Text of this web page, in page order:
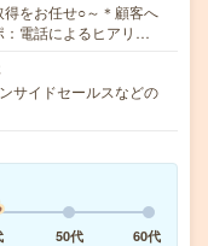
をお任せ○～＊顧客へ
電話によるヒアリ…
サイドセールスなどの
50代
60代